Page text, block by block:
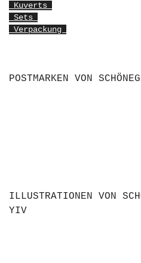
Kuverts
Sets
Verpackung
POSTMARKEN VON
ILLUSTRATIONEN VON
YIV